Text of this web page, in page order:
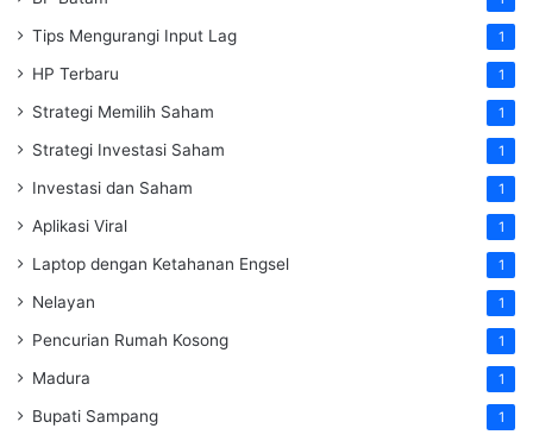
Tips Mengurangi Input Lag 1
HP Terbaru 1
Strategi Memilih Saham 1
Strategi Investasi Saham 1
Investasi dan Saham 1
Aplikasi Viral 1
Laptop dengan Ketahanan Engsel 1
Nelayan 1
Pencurian Rumah Kosong 1
Madura 1
Bupati Sampang 1